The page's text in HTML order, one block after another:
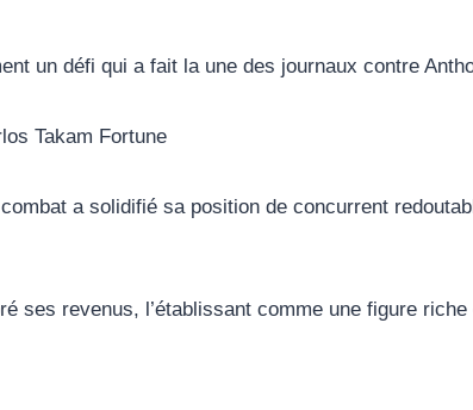
un défi qui a fait la une des journaux contre
a solidifié sa position de concurrent
ses revenus, l’établissant comme une figure